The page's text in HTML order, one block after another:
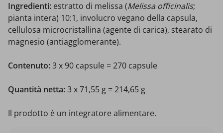
Ingredienti: estratto di melissa (Melissa officinalis;
pianta intera) 10:1, involucro vegano della capsula,
cellulosa microcristallina (agente di carica), stearato di
magnesio (antiagglomerante).
Contenuto:3 x 90 capsule = 270 capsule
Quantità netta:3 x 71,55 g = 214,65 g
Il prodotto è un integratore alimentare.